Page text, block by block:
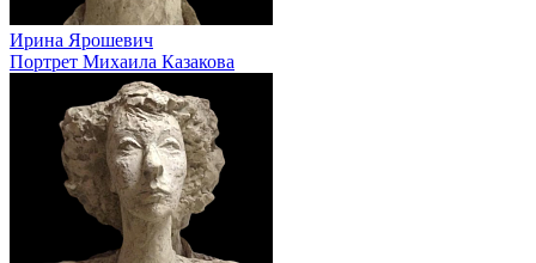
Ирина Ярошевич
Портрет Михаила Казакова